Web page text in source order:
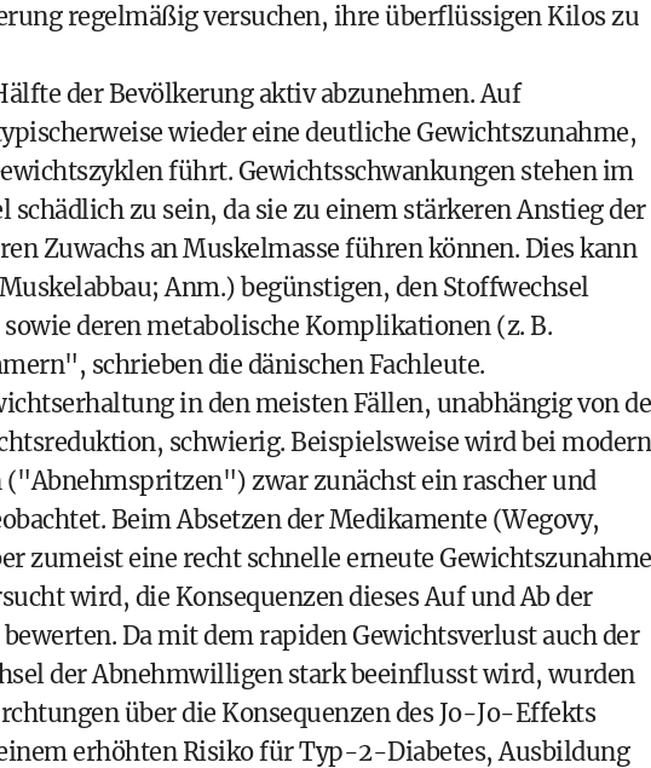
regelmäßig versuchen, ihre überflüssigen Kilos zu
der Bevölkerung aktiv abzunehmen. Auf
wieder eine deutliche Gewichtszunahme,
führt. Gewichtsschwankungen stehen im
schädlich zu sein, da sie zu einem stärkeren Anstieg der
Zuwachs an Muskelmasse führen können. Dies kann
Anm.) begünstigen, den Stoffwechsel
deren metabolische Komplikationen (z. B.
schrieben die dänischen Fachleute.
in den meisten Fällen, unabhängig von
schwierig. Beispielsweise wird bei
zwar zunächst ein rascher und
Beim Absetzen der Medikamente (Wegovy,
zumeist eine recht schnelle erneute
wird, die Konsequenzen dieses Auf und Ab der
Da mit dem rapiden Gewichtsverlust auch der
der Abnehmwilligen stark beeinflusst wird, wurden
über die Konsequenzen des Jo-Jo-Effekts
erhöhten Risiko für Typ-2-Diabetes, Ausbildung